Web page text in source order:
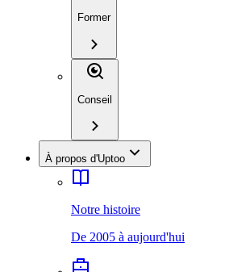
Former
Conseil
À propos d'Uptoo
Notre histoire
De 2005 à aujourd'hui